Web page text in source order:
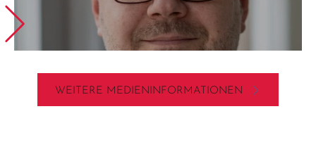
WEITERE MEDIENINFORMATIONEN